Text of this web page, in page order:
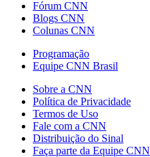
Fórum CNN
Blogs CNN
Colunas CNN
Programação
Equipe CNN Brasil
Sobre a CNN
Política de Privacidade
Termos de Uso
Fale com a CNN
Distribuição do Sinal
Faça parte da Equipe CNN